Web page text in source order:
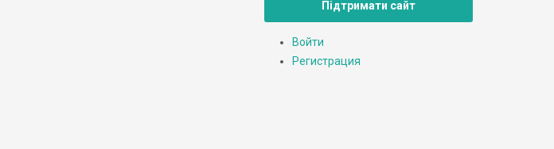
Підтримати сайт
Войти
Регистрация